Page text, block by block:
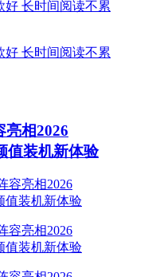
亮相2026
值装机新体验